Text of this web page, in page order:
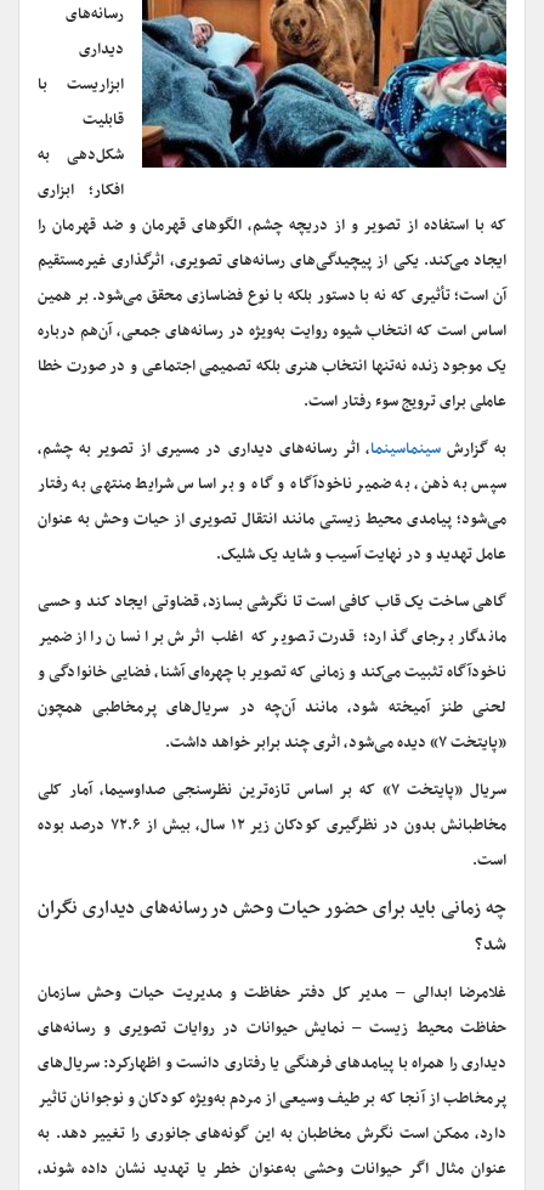
رسانه‌های
دیداری
ابزاریست با
قابلیت
شکل‌دهی به
افکار؛ ابزاری
که با استفاده از تصویر و از دریچه چشم، الگوهای قهرمان و ضد قهرمان را
ایجاد می‌کند. یکی از پیچیدگی‌های رسانه‌های تصویری، اثرگذاری غیرمستقیم
آن‌ است؛ تأثیری که نه با دستور بلکه با نوع فضاسازی محقق می‌شود. بر همین
اساس است که انتخاب شیوه روایت به‌ویژه در رسانه‌های جمعی، آن‌هم درباره
یک موجود زنده نه‌تنها انتخاب هنری بلکه تصمیمی اجتماعی و در صورت خطا
عاملی برای ترویج سوء رفتار است.
به گزارشسینماسینما، اثر رسانه‌های دیداری در مسیری از تصویر به چشم،
سپس به ذهن، به ضمیر ناخودآگاه و گاه و بر اساس شرایط منتهی به رفتار
می‌شود؛ پیامدی محیط زیستی مانند انتقال تصویری از حیات وحش به عنوان
عامل تهدید و در نهایت آسیب و شاید یک شلیک.
گاهی ساخت یک قاب کافی است تا نگرشی بسازد، قضاوتی ایجاد کند و حسی
ماندگار برجای گذارد؛ قدرت تصویر که اغلب اثرش بر انسان را از ضمیر
ناخودآگاه تثبیت می‌کند و زمانی که تصویر با چهره‌ای آشنا، فضایی خانوادگی و
لحنی طنز آمیخته شود، مانند آن‌چه در سریال‌های پرمخاطبی همچون
«پایتخت ۷» دیده می‌شود، اثری چند برابر خواهد داشت.
سریال «پایتخت ۷» که بر اساس تازه‌ترین نظرسنجی صداوسیما، آمار کلی
مخاطبانش بدون در نظرگیری کودکان زیر ۱۲ سال، بیش از ۷۲.۶ درصد بوده
است.
چه زمانی باید برای حضور حیات وحش در رسانه‌های دیداری نگران
شد؟
غلامرضا ابدالی – مدیر کل دفتر حفاظت و مدیریت حیات وحش سازمان
حفاظت محیط زیست – نمایش حیوانات در روایات تصویری و رسانه‌های
دیداری را همراه با پیامدهای فرهنگی یا رفتاری دانست و اظهارکرد: سریال‌های
پرمخاطب از آنجا که بر طیف وسیعی از مردم به‌ویژه کودکان و نوجوانان تاثیر
دارد، ممکن است نگرش مخاطبان به این گونه‌های جانوری را تغییر دهد. به
عنوان مثال اگر حیوانات وحشی به‌عنوان خطر یا تهدید نشان داده شوند،